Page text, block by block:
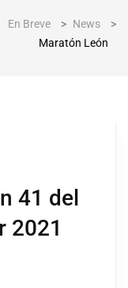
En Breve > News
>
Maratón León
41 del
2021